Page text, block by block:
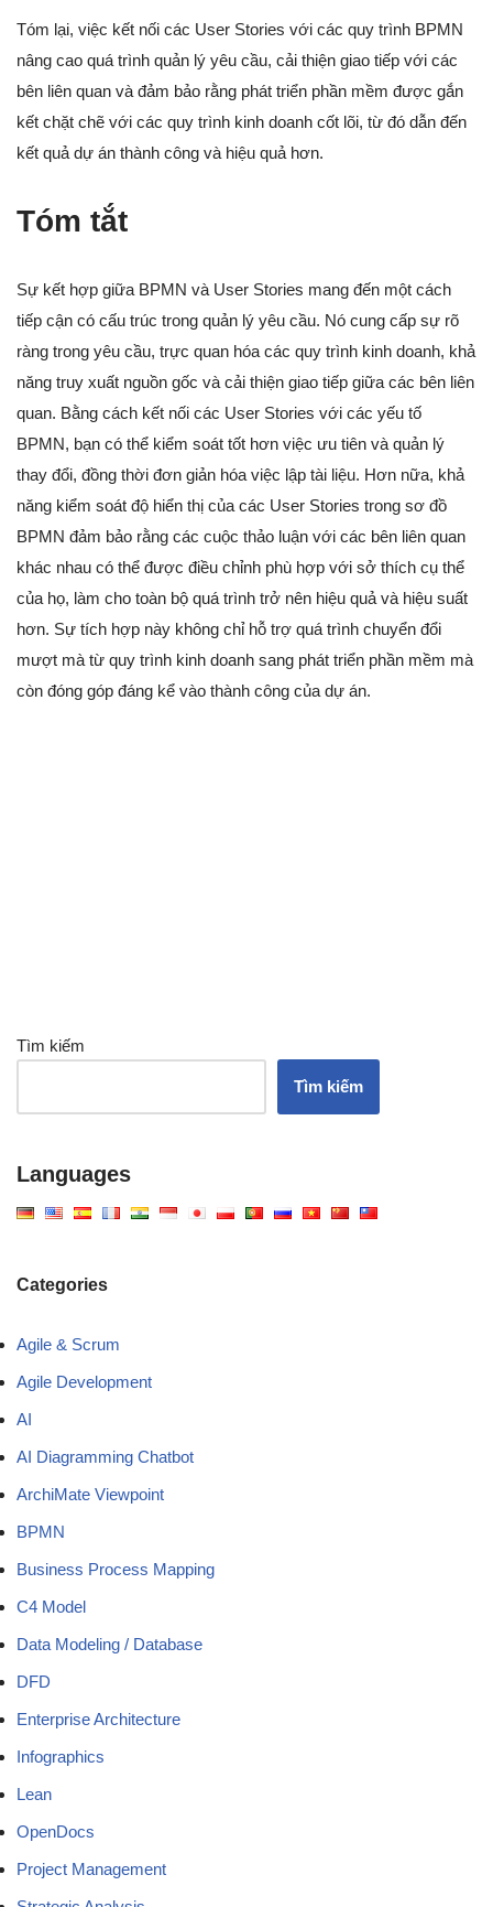
Tóm lại, việc kết nối các User Stories với các quy trình BPMN
nâng cao quá trình quản lý yêu cầu, cải thiện giao tiếp với các
bên liên quan và đảm bảo rằng phát triển phần mềm được gắn
kết chặt chẽ với các quy trình kinh doanh cốt lõi, từ đó dẫn đến
kết quả dự án thành công và hiệu quả hơn.
Tóm tắt
Sự kết hợp giữa BPMN và User Stories mang đến một cách
tiếp cận có cấu trúc trong quản lý yêu cầu. Nó cung cấp sự rõ
ràng trong yêu cầu, trực quan hóa các quy trình kinh doanh, khả
năng truy xuất nguồn gốc và cải thiện giao tiếp giữa các bên liên
quan. Bằng cách kết nối các User Stories với các yếu tố
BPMN, bạn có thể kiểm soát tốt hơn việc ưu tiên và quản lý
thay đổi, đồng thời đơn giản hóa việc lập tài liệu. Hơn nữa, khả
năng kiểm soát độ hiển thị của các User Stories trong sơ đồ
BPMN đảm bảo rằng các cuộc thảo luận với các bên liên quan
khác nhau có thể được điều chỉnh phù hợp với sở thích cụ thể
của họ, làm cho toàn bộ quá trình trở nên hiệu quả và hiệu suất
hơn. Sự tích hợp này không chỉ hỗ trợ quá trình chuyển đổi
mượt mà từ quy trình kinh doanh sang phát triển phần mềm mà
còn đóng góp đáng kể vào thành công của dự án.
Tìm kiếm
Tìm kiếm
Languages
Categories
Agile & Scrum
Agile Development
AI
AI Diagramming Chatbot
ArchiMate Viewpoint
BPMN
Business Process Mapping
C4 Model
Data Modeling / Database
DFD
Enterprise Architecture
Infographics
Lean
OpenDocs
Project Management